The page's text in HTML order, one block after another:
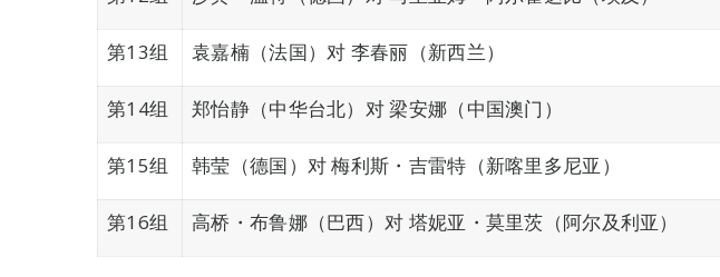
第13组 袁嘉楠（法国）对 李春丽（新西兰）
第14组 郑怡静（中华台北）对 梁安娜（中国澳门）
第15组 韩莹（德国）对 梅利斯・吉雷特（新喀里多尼亚）
第16组 高桥・布鲁娜（巴西）对 塔妮亚・莫里茨（阿尔及利亚）